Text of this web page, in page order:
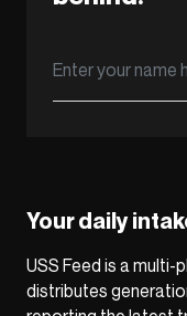
Your daily
USS Feed is a
distributes